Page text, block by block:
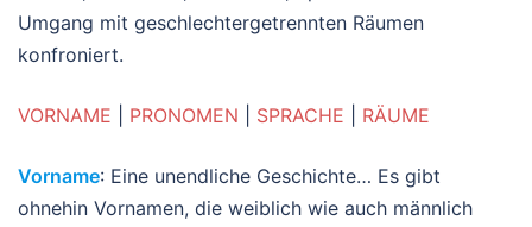
Umgang mit geschlechtergetrennten Räumen
konfroniert.
VORNAME PRONOMEN SPRACHE RÄUME
Vorname: Eine unendliche Geschichte… Es gibt
ohnehin Vornamen, die weiblich wie auch männlich